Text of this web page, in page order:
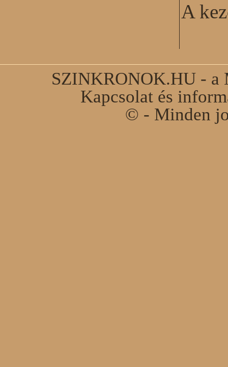
A
SZINKRONOK.HU - a
Kapcsolat és
© - Minden